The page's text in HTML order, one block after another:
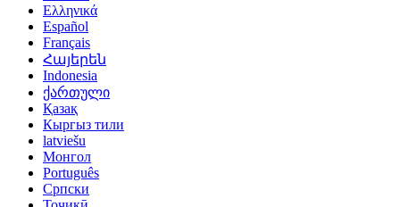
Ελληνικά
Español
Français
Հայերեն
Indonesia
ქართული
Қазақ
Кыргыз тили
latviešu
Монгол
Português
Српски